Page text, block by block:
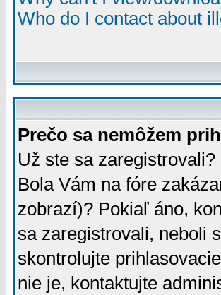
Who do I contact about
Prečo sa nemôžem
Už ste sa
Bola Vám na fóre
zobrazí)? Pokiaľ áno,
sa zaregistrovali, neboli
skontrolujte
nie je, kontaktujte